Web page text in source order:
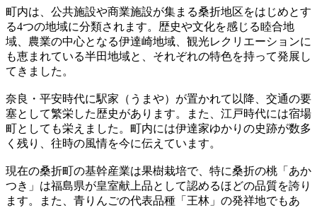
町内は、公共施設や商業施設が集まる桑折地区をはじめとす
る4つの地域に分類されます。歴史や文化を感じる睦合地
域、農業の中心となる伊達崎地域、観光レクリエーションに
も恵まれている半田地域と、それぞれの特色を持って発展し
てきました。
奈良・平安時代に駅家（うまや）が置かれて以降、交通の要
塞として繁栄した歴史があります。また、江戸時代には宿場
町としても栄えました。町内には伊達家ゆかりの史跡が数多
く残り、往時の風情を今に伝えています。
現在の桑折町の基幹産業は果樹栽培で、特に桑折の桃「あか
つき」は福島県が皇室献上品として認めるほどの品質を誇り
ます。また、青りんごの代表品種「王林」の発祥地でもあ